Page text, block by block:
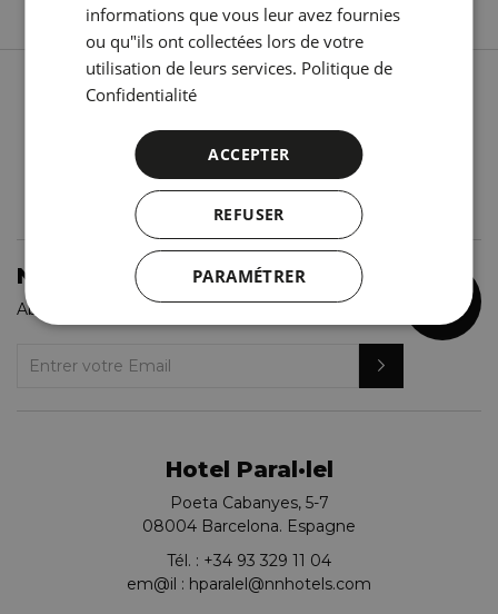
Hotel Paral·lel
Poeta Cabanyes, 5-7
08004 Barcelona. Espagne
Tél. : +34 93 329 11 04
em@il : hparalel@nnhotels.com
Newsletter NN
Abonnez-vous à la newsletter
informations que vous leur avez fournies
ou qu"ils ont collectées lors de votre
utilisation de leurs services. Politique de
Confidentialité
ACCEPTER
REFUSER
PARAMÉTRER